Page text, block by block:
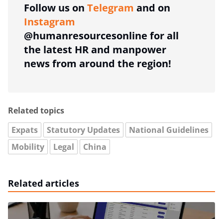
Follow us on Telegram and on
Instagram
@humanresourcesonline for all
the latest HR and manpower
news from around the region!
Related topics
Expats
Statutory Updates
National Guidelines
Mobility
Legal China
Related articles